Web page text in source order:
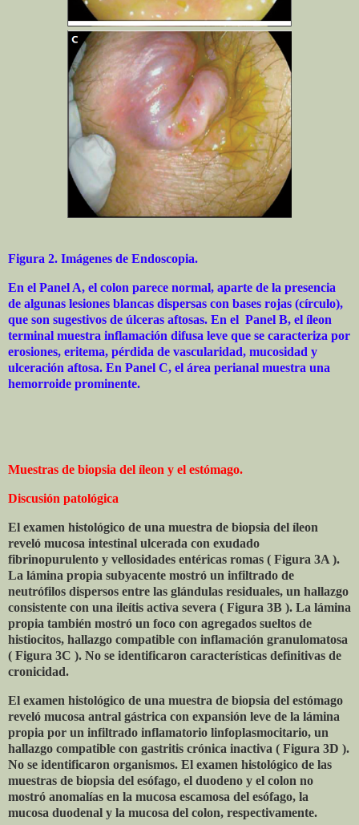
Figura 2. Imágenes de Endoscopia.
En el Panel A, el colon parece normal, aparte de la presencia
de algunas lesiones blancas dispersas con bases rojas (círculo),
que son sugestivos de úlceras aftosas. En el Panel B, el íleon
terminal muestra inflamación difusa leve que se caracteriza por
erosiones, eritema, pérdida de vascularidad, mucosidad y
ulceración aftosa. En Panel C, el área perianal muestra una
hemorroide prominente.
Muestras de biopsia del íleon y el estómago.
Discusión patológica
El examen histológico de una muestra de biopsia del íleon
reveló mucosa intestinal ulcerada con exudado
fibrinopurulento y vellosidades entéricas romas ( Figura 3A ).
La lámina propia subyacente mostró un infiltrado de
neutrófilos dispersos entre las glándulas residuales, un hallazgo
consistente con una ileítis activa severa ( Figura 3B ). La lámina
propia también mostró un foco con agregados sueltos de
histiocitos, hallazgo compatible con inflamación granulomatosa
( Figura 3C ). No se identificaron características definitivas de
cronicidad.
El examen histológico de una muestra de biopsia del estómago
reveló mucosa antral gástrica con expansión leve de la lámina
propia por un infiltrado inflamatorio linfoplasmocitario, un
hallazgo compatible con gastritis crónica inactiva ( Figura 3D ).
No se identificaron organismos. El examen histológico de las
muestras de biopsia del esófago, el duodeno y el colon no
mostró anomalías en la mucosa escamosa del esófago, la
mucosa duodenal y la mucosa del colon, respectivamente.